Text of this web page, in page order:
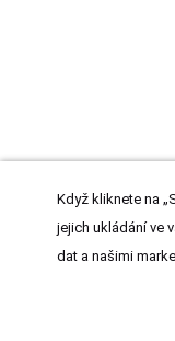
Když kliknete na
jejich ukládání ve
dat a našimi